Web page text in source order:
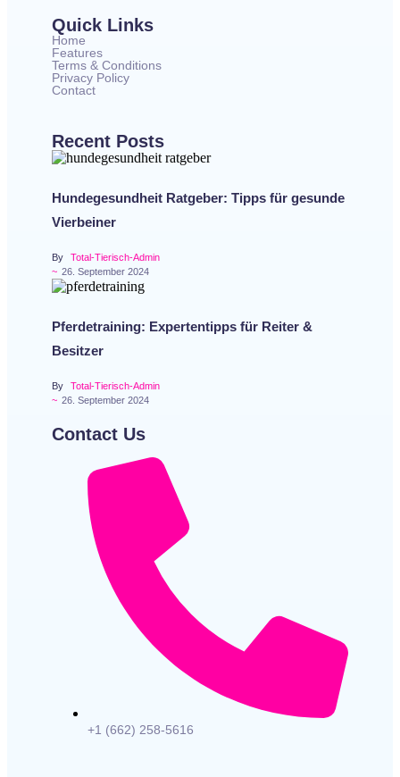
Quick Links
Home
Features
Terms & Conditions
Privacy Policy
Contact
Recent Posts
Hundegesundheit Ratgeber: Tipps für gesunde
Vierbeiner
By
Total-Tierisch-Admin
~ 26. September 2024
Pferdetraining: Expertentipps für Reiter &
Besitzer
By
Total-Tierisch-Admin
~ 26. September 2024
Contact Us
+1 (662) 258-5616